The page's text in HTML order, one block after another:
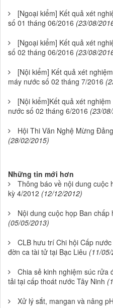
[Ngoại kiểm] Kết quả xét
số 01 tháng 06/2016 (23/08/
[Ngoại kiểm] Kết quả xét
số 02 tháng 06/2016 (23/08/
[Nội kiểm] Kết quả xét
máy nước số 02 tháng 7/2016
[Nội kiểm]Kết quả xét
nước số 02 tháng 6/2016 (23/
Hội Thi Văn Nghệ Mừng
(28/02/2015)
Những tin mới hơn
Thông báo về nội dung cuộc
kỳ 4/2012 (12/12/2012)
Nội dung cuộc họp Ban chấp
(05/05/2013)
CLB hưu trí Chi hội Cấp
đờn ca tài tử tại Bạc Liêu (11/
Chia sẻ kinh nghiệm súc rửa
tải tại cấp thoát nước Tây Ninh
Xử lý sắt, mangan và nâng